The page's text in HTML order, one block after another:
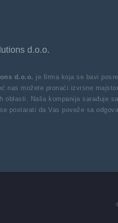
d.o.o.
d.o.o. je firma koja se bavi
nas možete pronaći izvrsne
oblasti. Naša kompanija sarađuje
postarati da Vas poveže sa